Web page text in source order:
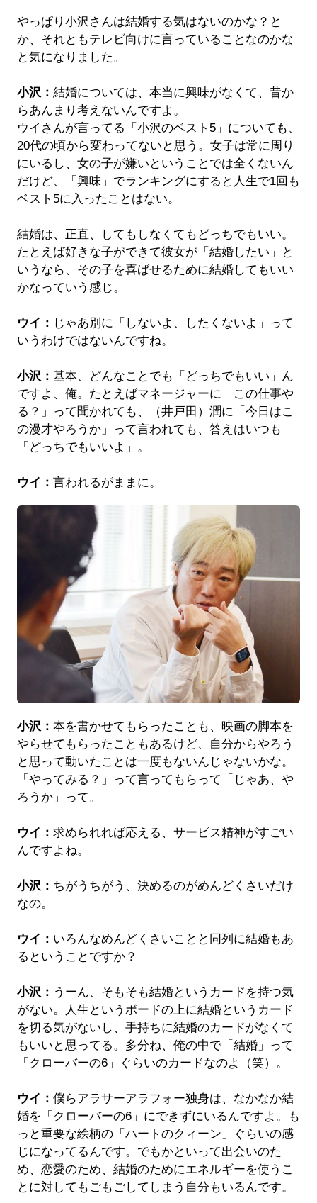
やっぱり小沢さんは結婚する気はないのかな？と
か、それともテレビ向けに言っていることなのかな
と気になりました。
小沢： 結婚については、本当に興味がなくて、昔か
らあんまり考えないんですよ。
ウイさんが言ってる「小沢のベスト5」についても、
20代の頃から変わってないと思う。女子は常に周り
にいるし、女の子が嫌いということでは全くないん
だけど、「興味」でランキングにすると人生で1回も
ベスト5に入ったことはない。
結婚は、正直、してもしなくてもどっちでもいい。
たとえば好きな子ができて彼女が「結婚したい」と
いうなら、その子を喜ばせるために結婚してもいい
かなっていう感じ。
ウイ： じゃあ別に「しないよ、したくないよ」って
いうわけではないんですね。
小沢： 基本、どんなことでも「どっちでもいい」ん
ですよ、俺。たとえばマネージャーに「この仕事や
る？」って聞かれても、（井戸田）潤に「今日はこ
の漫才やろうか」って言われても、答えはいつも
「どっちでもいいよ」。
ウイ： 言われるがままに。
小沢： 本を書かせてもらったことも、映画の脚本を
やらせてもらったこともあるけど、自分からやろう
と思って動いたことは一度もないんじゃないかな。
「やってみる？」って言ってもらって「じゃあ、や
ろうか」って。
ウイ： 求められれば応える、サービス精神がすごい
んですよね。
小沢： ちがうちがう、決めるのがめんどくさいだけ
なの。
ウイ： いろんなめんどくさいことと同列に結婚もあ
るということですか？
小沢： うーん、そもそも結婚というカードを持つ気
がない。人生というボードの上に結婚というカード
を切る気がないし、手持ちに結婚のカードがなくて
もいいと思ってる。多分ね、俺の中で「結婚」って
「クローバーの6」ぐらいのカードなのよ（笑）。
ウイ： 僕らアラサーアラフォー独身は、なかなか結
婚を「クローバーの6」にできずにいるんですよ。も
っと重要な絵柄の「ハートのクィーン」ぐらいの感
じになってるんです。でもかといって出会いのた
め、恋愛のため、結婚のためにエネルギーを使うこ
とに対してもごもごしてしまう自分もいるんです。